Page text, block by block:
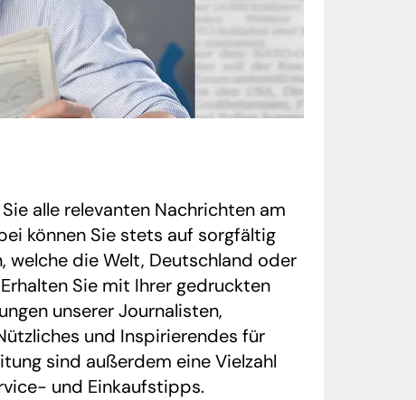
alle relevanten Nachrichten am
können Sie stets auf sorgfältig
welche die Welt, Deutschland oder
Sie mit Ihrer gedruckten
unserer Journalisten,
und Inspirierendes für
sind außerdem eine Vielzahl
und Einkaufstipps.